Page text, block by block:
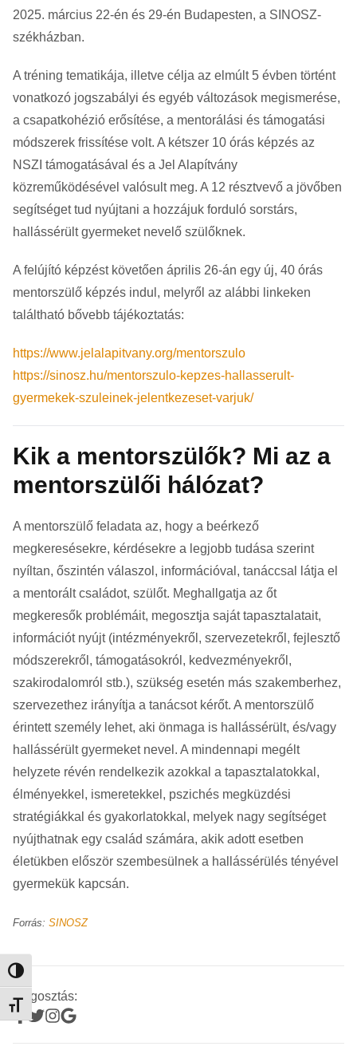
Nagy kontraszt váltása
Betűméret váltása
2025. március 22-én és 29-én Budapesten, a SINOSZ-
székházban.
A tréning tematikája, illetve célja az elmúlt 5 évben történt
vonatkozó jogszabályi és egyéb változások megismerése,
a csapatkohézió erősítése, a mentorálási és támogatási
módszerek frissítése volt. A kétszer 10 órás képzés az
NSZI támogatásával és a Jel Alapítvány
közreműködésével valósult meg. A 12 résztvevő a jövőben
segítséget tud nyújtani a hozzájuk forduló sorstárs,
hallássérült gyermeket nevelő szülőknek.
A felújító képzést követően április 26-án egy új, 40 órás
mentorszülő képzés indul, melyről az alábbi linkeken
találtható bővebb tájékoztatás:
https://www.jelalapitvany.org/mentorszulo
https://sinosz.hu/mentorszulo-kepzes-hallasserult-
gyermekek-szuleinek-jelentkezeset-varjuk/
Kik a mentorszülők? Mi az a
mentorszülői hálózat?
A mentorszülő feladata az, hogy a beérkező
megkeresésekre, kérdésekre a legjobb tudása szerint
nyíltan, őszintén válaszol, információval, tanáccsal látja el
a mentorált családot, szülőt. Meghallgatja az őt
megkeresők problémáit, megosztja saját tapasztalatait,
információt nyújt (intézményekről, szervezetekről, fejlesztő
módszerekről, támogatásokról, kedvezményekről,
szakirodalomról stb.), szükség esetén más szakemberhez,
szervezethez irányítja a tanácsot kérőt. A mentorszülő
érintett személy lehet, aki önmaga is hallássérült, és/vagy
hallássérült gyermeket nevel. A mindennapi megélt
helyzete révén rendelkezik azokkal a tapasztalatokkal,
élményekkel, ismeretekkel, pszichés megküzdési
stratégiákkal és gyakorlatokkal, melyek nagy segítséget
nyújthatnak egy család számára, akik adott esetben
életükben először szembesülnek a hallássérülés tényével
gyermekük kapcsán.
Forrás: SINOSZ
Megosztás: